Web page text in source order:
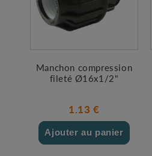
Manchon compression
fileté Ø16x1/2"
1.13 €
Ajouter au panier